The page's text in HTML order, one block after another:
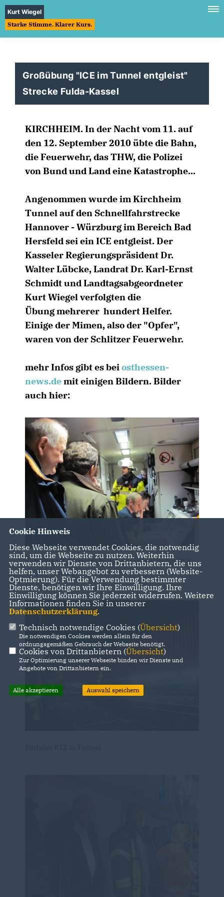
Kurt Wiegel
Starke Stimme. Klarer Kurs.
Großübung "ICE im Tunnel entgleist"
Strecke Fulda-Kassel
KIRCHHEIM. In der Nacht vom 11. auf
den 12. September 2010 übte die Bahn,
die Feuerwehr, das THW, die Polizei
von Bund und Land eine Katastrophe...
Angenommen wurde im Kirchheim
Tunnel auf den Schnellfahrstrecke
Hannover - Würzburg im Bereich Bad
Hersfeld sei ein ICE entgleist. Der
Kasseler Regierungspräsident Dr.
Walter Lübcke, Landrat Dr. Karl-Ernst
Schmidt und Landtagsabgeordneter
Kurt Wiegel verfolgten die
Übung mehrerer hundert Helfer.
Einige der Mimen, also der "Opfer",
waren von der Schlitzer Feuerwehr.
mehr Infos gibt es beiosthessen-
news.demit einigen Bildern. Bilder
auch hier:
Kurt Wiegel (links) im Rettungszug bei Übung "ICE
im Tunnel entgleist"
Cookie Hinweis
Diese Webseite verwendet Cookies, die notwendig
sind, um die Webseite zu nutzen. Weiterhin
verwenden wir Dienste von Drittanbietern, die uns
helfen, unser Webangebot zu verbessern (Website-
Optmierung). Für die Verwendung bestimmter
Dienste, benötigen wir Ihre Einwilligung. Ihre
Einwilligung können Sie jederzeit widerrufen. Weitere
Informationen finden Sie in unserer
Datenschutzerklärung.
Technisch notwendige Cookies (Übersicht)
Die notwendigen Cookies werden allein für den
ordnungsgemäßen Gebrauch der Webseite benötigt.
Cookies von Drittanbietern (Übersicht)
Zur Optimierung unserer Webseite binden wir Dienste und
Angebote von Drittanbietern ein.
Alle akzeptieren Auswahl speichern